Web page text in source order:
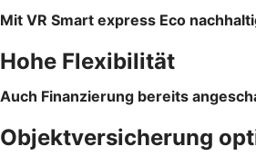
Mit VR Smart express Eco
Hohe Flexibilität
Auch Finanzierung bereits
Objektversicherung